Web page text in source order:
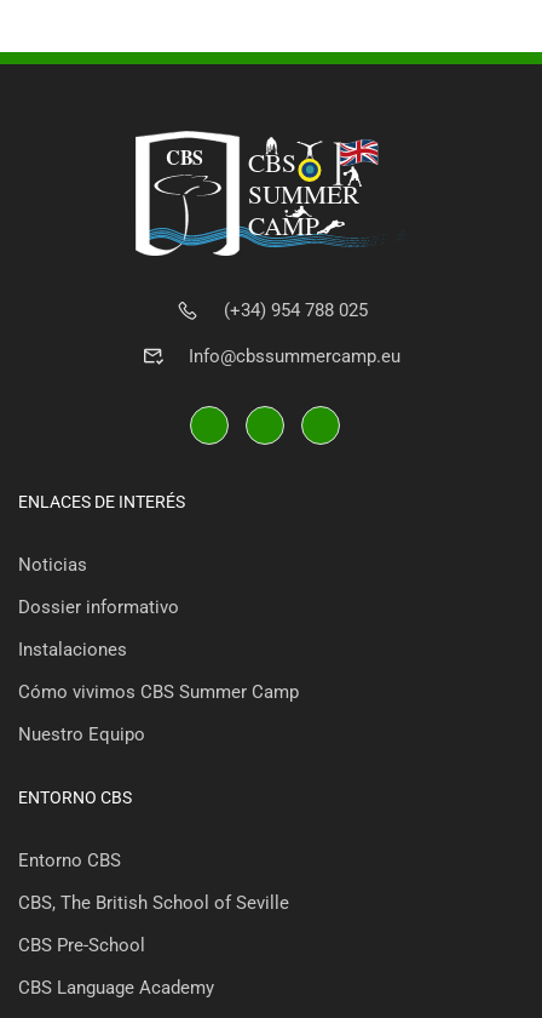
(+34) 954 788 025
Info@cbssummercamp.eu
ENLACES DE INTERÉS
Noticias
Dossier informativo
Instalaciones
Cómo vivimos CBS Summer Camp
Nuestro Equipo
ENTORNO CBS
Entorno CBS
CBS, The British School of Seville
CBS Pre-School
CBS Language Academy